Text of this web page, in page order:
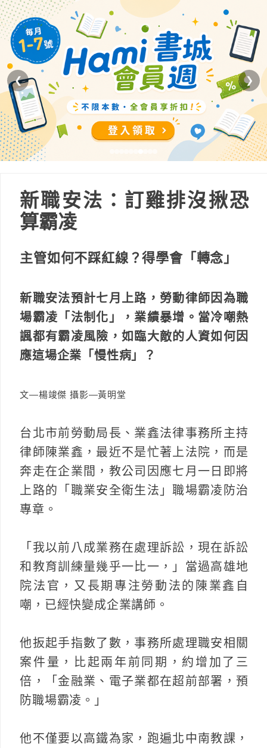
❮ ❯
新職安法：訂雞排沒揪恐
算霸凌
主管如何不踩紅線？得學會「轉念」
新職安法預計七月上路，勞動律師因為職
場霸凌「法制化」，業績暴增。當冷嘲熱
諷都有霸凌風險，如臨大敵的人資如何因
應這場企業「慢性病」？
文—楊竣傑 攝影—黃明堂
台北市前勞動局長、業鑫法律事務所主持
律師陳業鑫，最近不是忙著上法院，而是
奔走在企業間，教公司因應七月一日即將
上路的「職業安全衛生法」職場霸凌防治
專章。
「我以前八成業務在處理訴訟，現在訴訟
和教育訓練量幾乎一比一，」當過高雄地
院法官，又長期專注勞動法的陳業鑫自
嘲，已經快變成企業講師。
他扳起手指數了數，事務所處理職安相關
案件量，比起兩年前同期，約增加了三
倍，「金融業、電子業都在超前部署，預
防職場霸凌。」
他不僅要以高鐵為家，跑遍北中南教課，